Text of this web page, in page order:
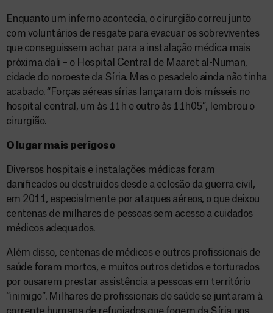
Enquanto um inferno acontecia, o cirurgião correu junto
com voluntários de resgate para evacuar os sobreviventes
que conseguissem achar para a instalação médica mais
próxima dali – o Hospital Central de Maaret al-Numan,
cidade do noroeste da Síria. Mas o pesadelo ainda não tinha
acabado. “Forças aéreas sírias lançaram dois mísseis no
hospital central, um às 11h e outro às 11h05”, lembrou o
cirurgião.
O lugar mais perigoso
Diversos hospitais e instalações médicas foram
danificados ou destruídos desde a eclosão da guerra civil,
em 2011, especialmente por ataques aéreos, o que deixou
centenas de milhares de pessoas sem acesso a cuidados
médicos adequados.
Além disso, centenas de médicos e outros profissionais de
saúde foram mortos, e muitos outros detidos e torturados
por ousarem prestar assistência a pessoas em território
“inimigo”. Milhares de profissionais de saúde se juntaram à